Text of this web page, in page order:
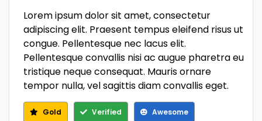
Lorem ipsum dolor sit amet, consectetur
adipiscing elit. Praesent tempus eleifend risus ut
congue. Pellentesque nec lacus elit.
Pellentesque convallis nisi ac augue pharetra eu
tristique neque consequat. Mauris ornare
tempor nulla, vel sagittis diam convallis eget.
Gold Verified Awesome